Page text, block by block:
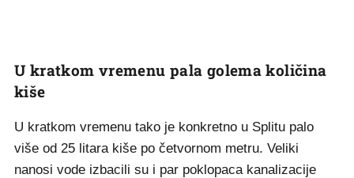
U kratkom vremenu pala golema količina
kiše
U kratkom vremenu tako je konkretno u Splitu palo
više od 25 litara kiše po četvornom metru. Veliki
nanosi vode izbacili su i par poklopaca kanalizacije